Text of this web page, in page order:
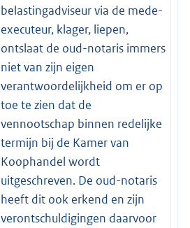
belastingadviseur via de mede-
executeur, klager, liepen,
ontslaat de oud-notaris immers
niet van zijn eigen
verantwoordelijkheid om er op
toe te zien dat de
vennootschap binnen redelijke
termijn bij de Kamer van
Koophandel wordt
uitgeschreven. De oud-notaris
heeft dit ook erkend en zijn
verontschuldigingen daarvoor